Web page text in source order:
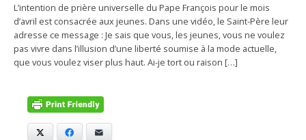
L’intention de prière universelle du Pape François pour le mois
d’avril est consacrée aux jeunes. Dans une vidéo, le Saint-Père leur
adresse ce message : Je sais que vous, les jeunes, vous ne voulez
pas vivre dans l’illusion d’une liberté soumise à la mode actuelle,
que vous voulez viser plus haut. Ai-je tort ou raison […]
Facebook